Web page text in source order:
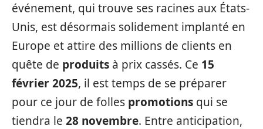
événement, qui trouve ses racines aux États-
Unis, est désormais solidement implanté en
Europe et attire des millions de clients en
quête de produits à prix cassés. Ce 15
février 2025, il est temps de se préparer
pour ce jour de folles promotions qui se
tiendra le 28 novembre. Entre anticipation,